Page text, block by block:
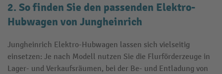
2. So finden Sie den passenden Elektro-
Hubwagen von Jungheinrich
Jungheinrich Elektro-Hubwagen lassen sich vielseitig
einsetzen: Je nach Modell nutzen Sie die Flurförderzeuge in
Lager- und Verkaufsräumen, bei der Be- und Entladung von